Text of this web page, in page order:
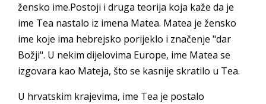
žensko ime.Postoji i druga teorija koja kaže da je
ime Tea nastalo iz imena Matea. Matea je žensko
ime koje ima hebrejsko porijeklo i značenje "dar
Božji". U nekim dijelovima Europe, ime Matea se
izgovara kao Mateja, što se kasnije skratilo u Tea.
U hrvatskim krajevima, ime Tea je postalo